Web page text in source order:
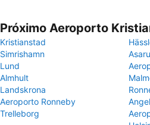
Próximo Aeroporto
Kristianstad
Simrishamn
Lund
Almhult
Landskrona
Aeroporto Ronneby
Trelleborg